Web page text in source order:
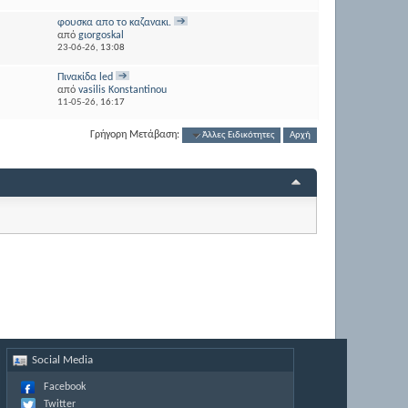
φουσκα απο το καζανακι.
από gιοrgoskal
23-06-26, 13:08
Πινακίδα led
από vasilis Konstantinou
11-05-26, 16:17
Γρήγορη Μετάβαση: Άλλες Ειδικότητες Αρχή
Social Media
Facebook
Twitter